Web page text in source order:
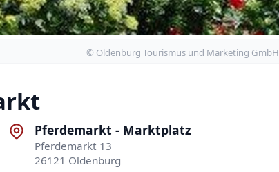
© Oldenburg Tourismus und Marketing GmbH
Pferdemarkt - Marktplatz
Pferdemarkt 13
26121 Oldenburg